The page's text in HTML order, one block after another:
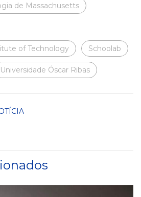
de Massachusetts
of Technology Schoolab
Universidade Óscar Ribas